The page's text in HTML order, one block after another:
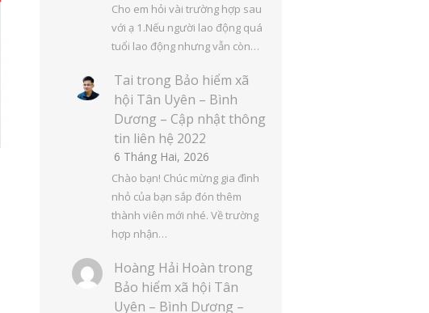
Cho em hỏi vài trường hợp sau
với ạ 1.Nếu người lao động quá
tuổi lao động nhưng vẫn còn…
Tai trong Bảo hiểm xã
hội Tân Uyên – Bình
Dương – Cập nhật thông
tin liên hệ 2022
6 Tháng Hai, 2026
Chào bạn! Chúc mừng gia đình
nhỏ của bạn sắp đón thêm
thành viên mới nhé. Về trường
hợp nhận…
Hoàng Hải Hoàn trong
Bảo hiểm xã hội Tân
Uyên – Bình Dương –